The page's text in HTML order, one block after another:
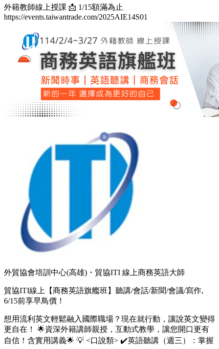
外籍教師線上授課 📩 1/15額滿為止
https://events.taiwantrade.com/2025AIE14S01
外貿協會培訓中心(高雄)・貿協ITI 線上商務英語大師
貿協ITI線上【商務英語旗艦班】聽講/會話/新聞/會議/寫作,
6/15前享早鳥價！
想用流利英文輕鬆融入國際職場？現在就行動，讓說英文變得
更自在！ 🌟資深外籍講師親授，互動式教學，讓您開口更有
自信！含實用講義🌟 💡 <口說類> ✔️英語聽講（週三）：掌握